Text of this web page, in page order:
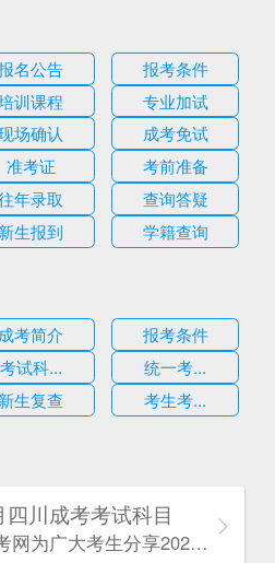
名公告
报考条件
训课程
专业加试
场确认
成考免试
准考证
考前准备
年录取
查询答疑
新生报到 学籍查询
成考简介
报考条件
考试科...
统一考...
新生复查 考生考...
四川成考考试科目
四川成人高考网​为广大考生分享2025年10月四川成考考试科目。为广大在职人员和社会人士提供学历提升的机会。更多四川成考考试信息，欢迎在线访问四川成人高考网。